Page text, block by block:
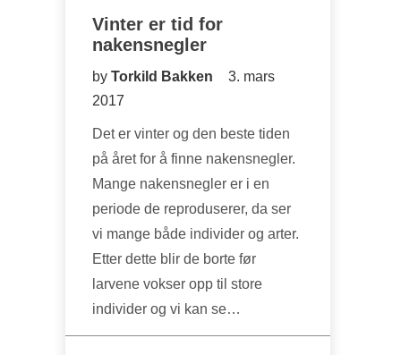
Vinter er tid for
nakensnegler
by Torkild Bakken
3. mars
2017
Det er vinter og den beste tiden
på året for å finne nakensnegler.
Mange nakensnegler er i en
periode de reproduserer, da ser
vi mange både individer og arter.
Etter dette blir de borte før
larvene vokser opp til store
individer og vi kan se…